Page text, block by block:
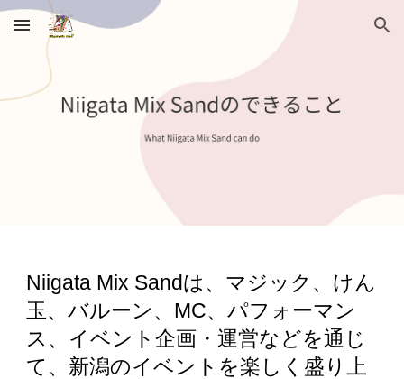
Skip to main content Skip to navigation
Niigata Mix Sandは、マジック、けん
玉、バルーン、MC、パフォーマン
ス、イベント企画・運営などを通じ
て、新潟のイベントを楽しく盛り上